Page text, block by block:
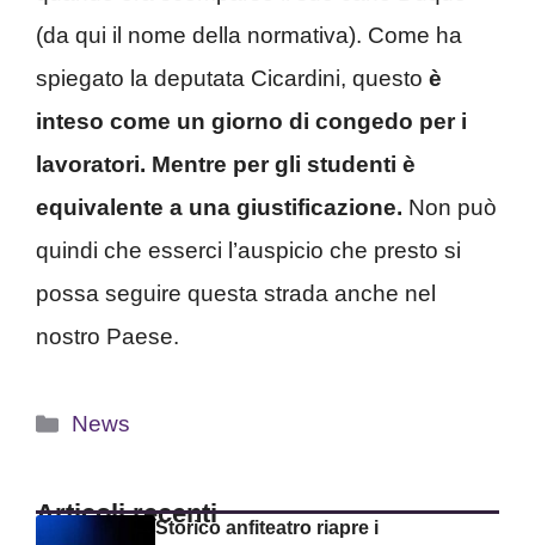
(da qui il nome della normativa). Come ha
spiegato la deputata Cicardini, questo è
inteso come un giorno di congedo per i
lavoratori. Mentre per gli studenti è
equivalente a una giustificazione. Non può
quindi che esserci l’auspicio che presto si
possa seguire questa strada anche nel
nostro Paese.
Categorie
News
Articoli recentiStorico anfiteatro riapre i